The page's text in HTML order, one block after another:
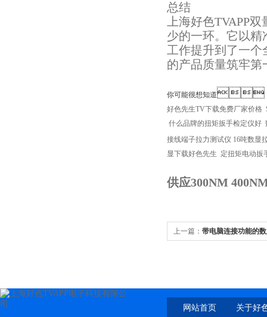
总结
上海好色TVAPP
少的一环。它以
工作提升到了一个
的产品质量筑牢第一
你可能很想知道
好色先生TV下载免费厂家价格
什么品牌的扭矩扳手检定仪好
接线端子拉力测试仪 16吨数显
显下载好色先生 定扭矩电动扳
供应300NM
上一篇： 带电脑连接功能的
网站首页 关于好